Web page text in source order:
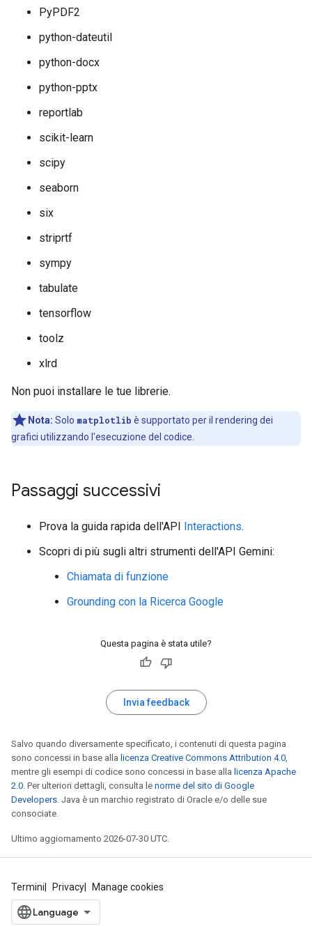
PyPDF2
python-dateutil
python-docx
python-pptx
reportlab
scikit-learn
scipy
seaborn
six
striprtf
sympy
tabulate
tensorflow
toolz
xlrd
Non puoi installare le tue librerie.
Nota: Solo matplotlib è supportato per il rendering dei
grafici utilizzando l'esecuzione del codice.
Passaggi successivi
Prova la guida rapida dell'API Interactions.
Scopri di più sugli altri strumenti dell'API Gemini:
Chiamata di funzione
Grounding con la Ricerca Google
Questa pagina è stata utile?
Invia feedback
Salvo quando diversamente specificato, i contenuti di questa pagina
sono concessi in base alla licenza Creative Commons Attribution 4.0,
mentre gli esempi di codice sono concessi in base alla licenza Apache
2.0. Per ulteriori dettagli, consulta le norme del sito di Google
Developers. Java è un marchio registrato di Oracle e/o delle sue
consociate.
Ultimo aggiornamento 2026-07-30 UTC.
Termini Privacy Manage cookies